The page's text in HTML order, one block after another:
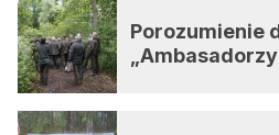
Porozumienie